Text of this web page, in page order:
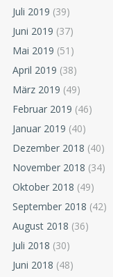
Juli 2019 (39)
Juni 2019 (37)
Mai 2019 (51)
April 2019 (38)
März 2019 (49)
Februar 2019 (46)
Januar 2019 (40)
Dezember 2018 (40)
November 2018 (34)
Oktober 2018 (49)
September 2018 (42)
August 2018 (36)
Juli 2018 (30)
Juni 2018 (48)